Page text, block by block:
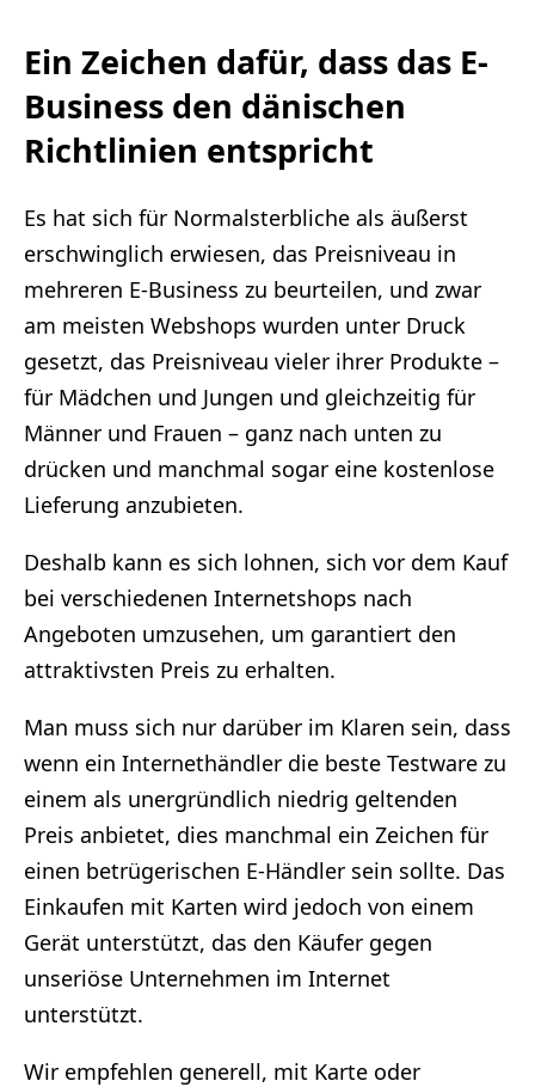
Ein Zeichen dafür, dass das E-
Business den dänischen
Richtlinien entspricht
Es hat sich für Normalsterbliche als äußerst
erschwinglich erwiesen, das Preisniveau in
mehreren E-Business zu beurteilen, und zwar
am meisten Webshops wurden unter Druck
gesetzt, das Preisniveau vieler ihrer Produkte –
für Mädchen und Jungen und gleichzeitig für
Männer und Frauen – ganz nach unten zu
drücken und manchmal sogar eine kostenlose
Lieferung anzubieten.
Deshalb kann es sich lohnen, sich vor dem Kauf
bei verschiedenen Internetshops nach
Angeboten umzusehen, um garantiert den
attraktivsten Preis zu erhalten.
Man muss sich nur darüber im Klaren sein, dass
wenn ein Internethändler die beste Testware zu
einem als unergründlich niedrig geltenden
Preis anbietet, dies manchmal ein Zeichen für
einen betrügerischen E-Händler sein sollte. Das
Einkaufen mit Karten wird jedoch von einem
Gerät unterstützt, das den Käufer gegen
unseriöse Unternehmen im Internet
unterstützt.
Wir empfehlen generell, mit Karte oder